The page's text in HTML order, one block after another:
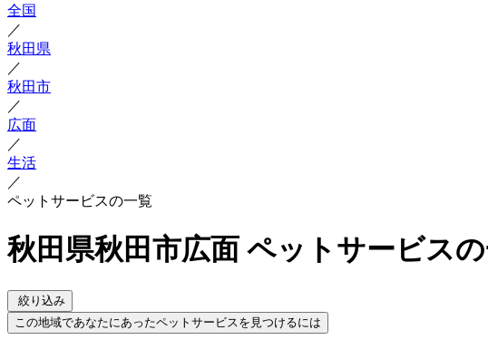
全国
／
秋田県
／
秋田市
／
広面
／
生活
／
ペットサービスの一覧
秋田県秋田市広面 ペットサービス
絞り込み
この地域であなたにあったペットサービスを見つけるには